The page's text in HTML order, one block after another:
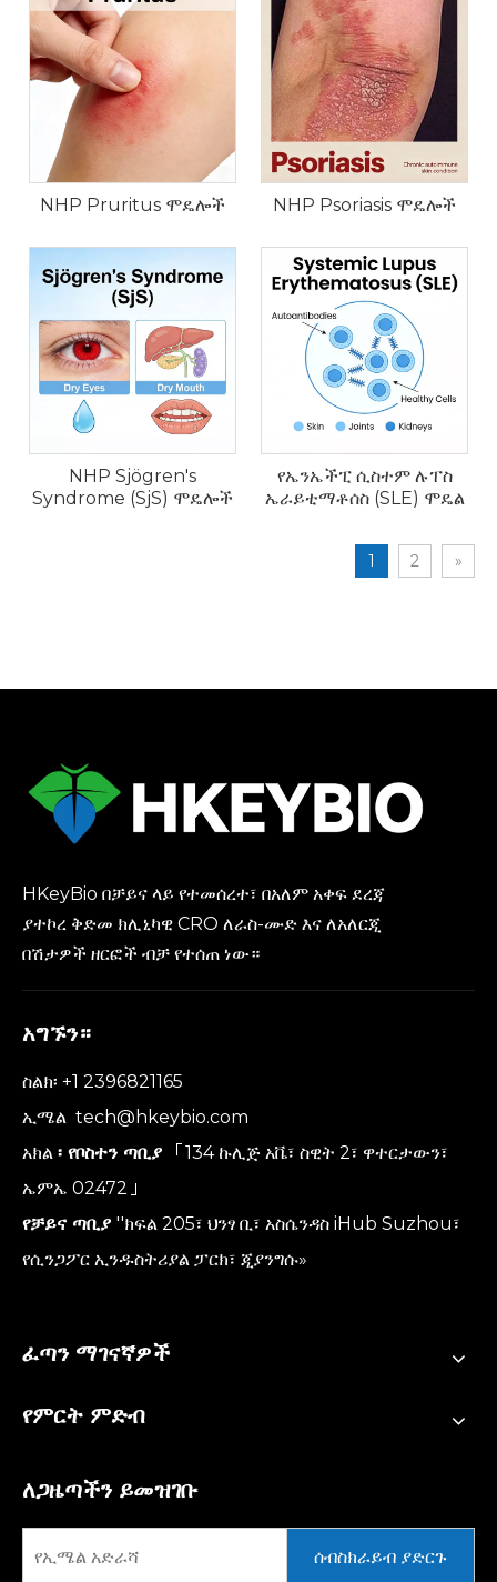
NHP Pruritus ሞዴሎች NHP Psoriasis ሞዴሎች
NHP Sjögren's
Syndrome (SjS) ሞዴሎች
የኤንኤችፒ ሲስተም ሉፐስ
ኤራይቲማቶሰስ (SLE) ሞዴል
1 2 »
HKeyBio በቻይና ላይ የተመሰረተ፣ በአለም አቀፍ ደረጃ
ያተኮረ ቅድመ ክሊኒካዊ CRO ለራስ-ሙድ እና ለአለርጂ
በሽታዎች ዘርፎች ብቻ የተሰጠ ነው።
አግኙን።
ስልክ፡ +1 2396821165
ኢሜል tech@hkeybio.com
አክል ፡ የቦስተን ጣቢያ
「134 ኩሊጅ አቬ፣ ስዊት 2፣ ዋተርታውን፣
ኤምኤ 02472」
የቻይና ጣቢያ ''ክፍል 205፣ ህንፃ ቢ፣ አስሴንዳስ iHub Suzhou፣
የሲንጋፖር ኢንዱስትሪያል ፓርክ፣ ጂያንግሱ»
ፈጣን ማገናኛዎች
የምርት ምድብ
ለጋዜጣችን ይመዝገቡ
ሰብስክራይብ ያድርጉ